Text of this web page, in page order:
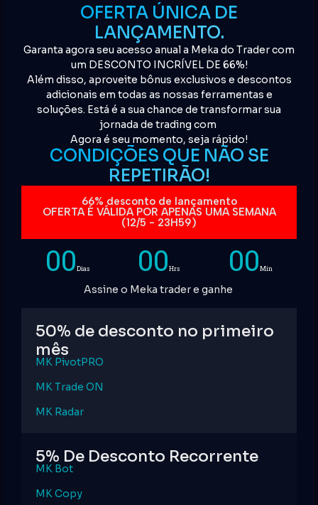
OFERTA ÚNICA DE
LANÇAMENTO.
Garanta agora seu acesso anual a Meka do Trader com
um DESCONTO INCRÍVEL DE 66%!
Além disso, aproveite bônus exclusivos e descontos
adicionais em todas as nossas ferramentas e
soluções. Está é a sua chance de transformar sua
jornada de trading com
Agora é seu momento, seja rápido!
CONDIÇÕES QUE NÃO SE
REPETIRÃO!
66% desconto de lançamento
OFERTA É VÁLIDA POR APENAS UMA SEMANA
(12/5 - 23H59)
00Dias 00Hrs 00Min
Assine o Meka trader e ganhe
50% de desconto no primeiro
mês
MK PivotPRO
MK Trade ON
MK Radar
5% De Desconto Recorrente
MK Bot
MK Copy